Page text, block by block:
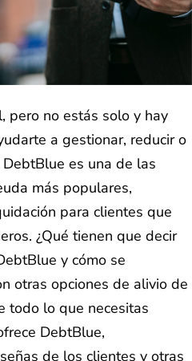
pero no estás solo y hay
a gestionar, reducir o
es una de las
más populares,
para clientes que
¿Qué tienen que decir
y cómo se
otras opciones de alivio de
todo lo que necesitas
DebtBlue,
de los clientes y otras